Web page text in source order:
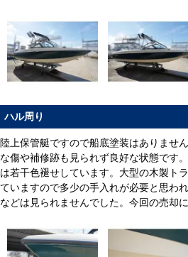
ハル周り
陸上保管艇ですので船底塗装はありませ
な傷や補修跡も見られず良好な状態です
は若干色褪せしています。大型の木製ト
ていますので多少の手入れが必要と思わ
などは見られませんでした。今回の売却